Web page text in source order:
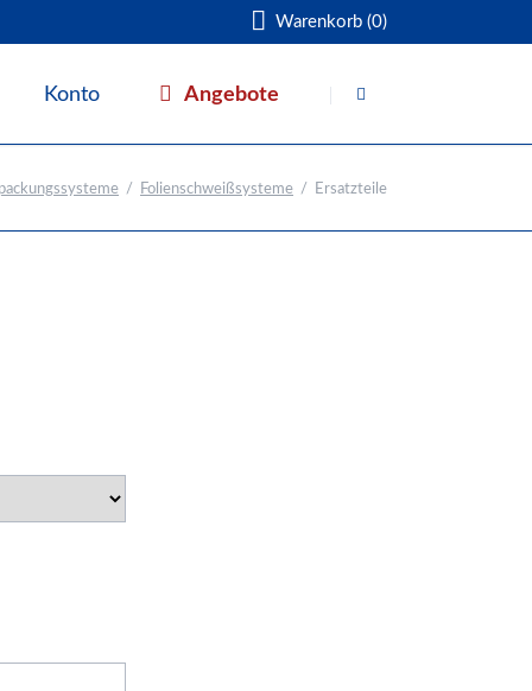
Warenkorb (0)
überspringen
Konto Angebote
Folienschweißsysteme Ersatzteile